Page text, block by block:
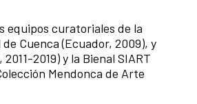
equipos curatoriales de la
Cuenca (Ecuador, 2009), y
2019) y la Bienal SIART
Mendonca de Arte